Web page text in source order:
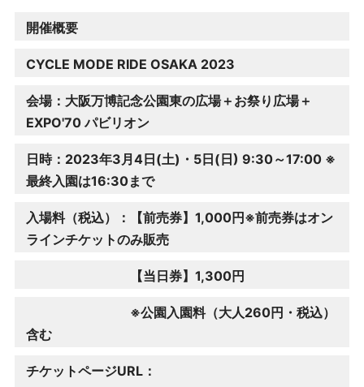
開催概要
CYCLE MODE RIDE OSAKA 2023
会場：大阪万博記念公園東の広場＋お祭り広場＋
EXPO'70 パビリオン
日時：2023年3月4日(土)・5日(日) 9:30～17:00 ※
最終入園は16:30まで
入場料（税込）：【前売券】1,000円※前売券はオン
ラインチケットのみ販売
【当日券】1,300円
※公園入園料（大人260円・税込）
含む
チケットページURL：